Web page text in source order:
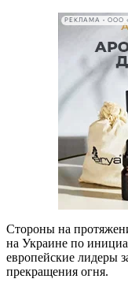
РЕКЛАМА • ООО
Стороны на
на Украине по
европейские лидеры
прекращения огня.